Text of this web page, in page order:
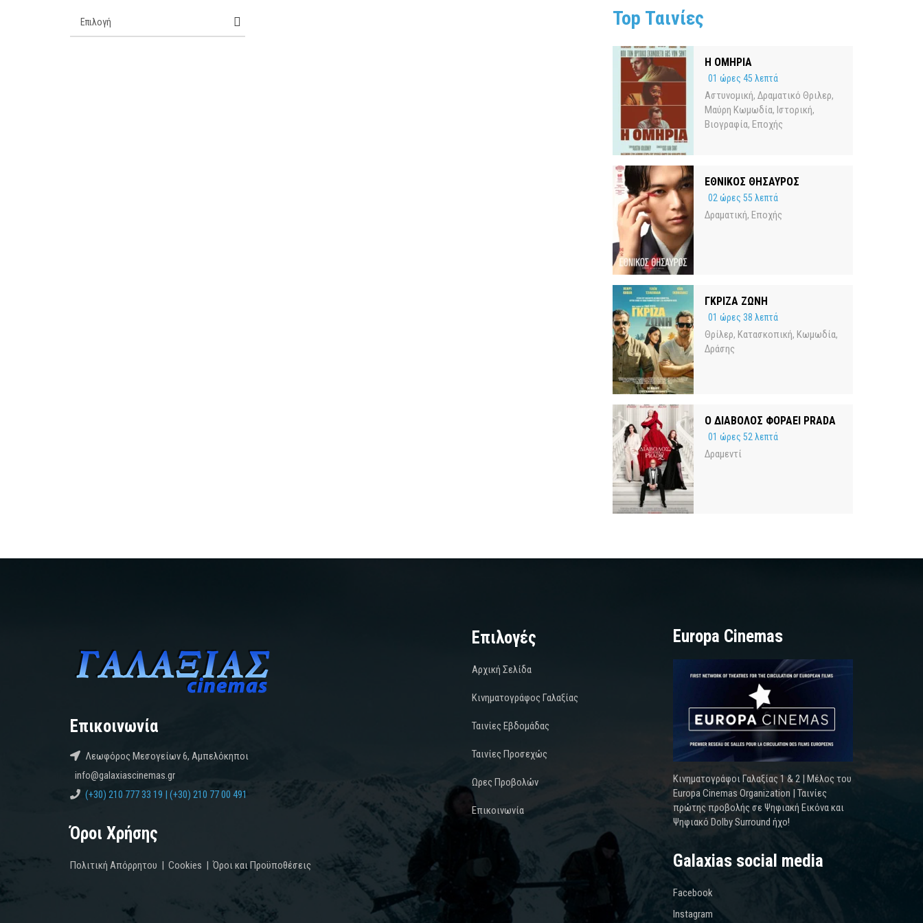
Top Ταινίες
Η ΟΜΗΡΙΑ
01 ώρες 45 λεπτά
Αστυνομική, Δραματικό Θριλερ,
Μαύρη Κωμωδία, Ιστορική,
Βιογραφία, Εποχής
ΕΘΝΙΚΟΣ ΘΗΣΑΥΡΟΣ
02 ώρες 55 λεπτά
Δραματική, Εποχής
ΓΚΡΙΖΑ ΖΩΝΗ
01 ώρες 38 λεπτά
Θρίλερ, Κατασκοπική, Κωμωδία,
Δράσης
Ο ΔΙΑΒΟΛΟΣ ΦΟΡΑΕΙ PRADA
01 ώρες 52 λεπτά
Δραμεντί
Επικοινωνία
Λεωφόρος Μεσογείων 6, Αμπελόκηποι
info@galaxiascinemas.gr
(+30) 210 777 33 19 | (+30) 210 77 00 491
Όροι Χρήσης
Πολιτική Απόρρητου | Cookies |Όροι και Προϋποθέσεις
Επιλογές
Αρχική Σελίδα
Κινηματογράφος Γαλαξίας
Ταινίες Εβδομάδας
Ταινίες Προσεχώς
Ωρες Προβολών
Επικοινωνία
Europa Cinemas
Κινηματογράφοι Γαλαξίας 1 & 2 | Μέλος του
Europa Cinemas Organization | Ταινίες
πρώτης προβολής σε Ψηφιακή Εικόνα και
Ψηφιακό Dolby Surround ήχο!
Galaxias social media
Facebook
Instagram